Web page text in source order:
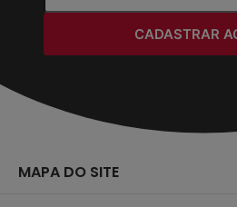
CADASTRAR
MAPA DO SITE